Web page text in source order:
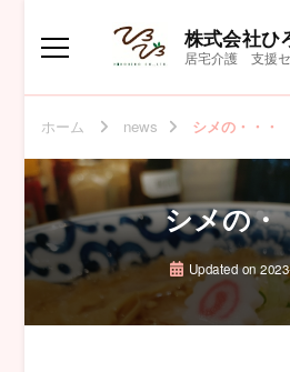
株式会社ひ
居宅介護 支援
ホーム news シメの・・・
シメの・
Updated on